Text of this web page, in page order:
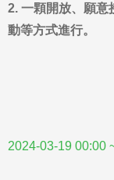
2. 一顆開放、願意
動等方式進行。
2024-03-19 00:00